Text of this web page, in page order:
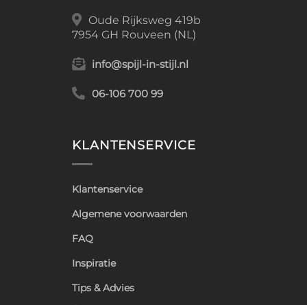
Oude Rijksweg 419b
7954 GH Rouveen (NL)
info@spijl-in-stijl.nl
06-106 700 99
KLANTENSERVICE
Klantenservice
Algemene voorwaarden
FAQ
Inspiratie
Tips & Advies